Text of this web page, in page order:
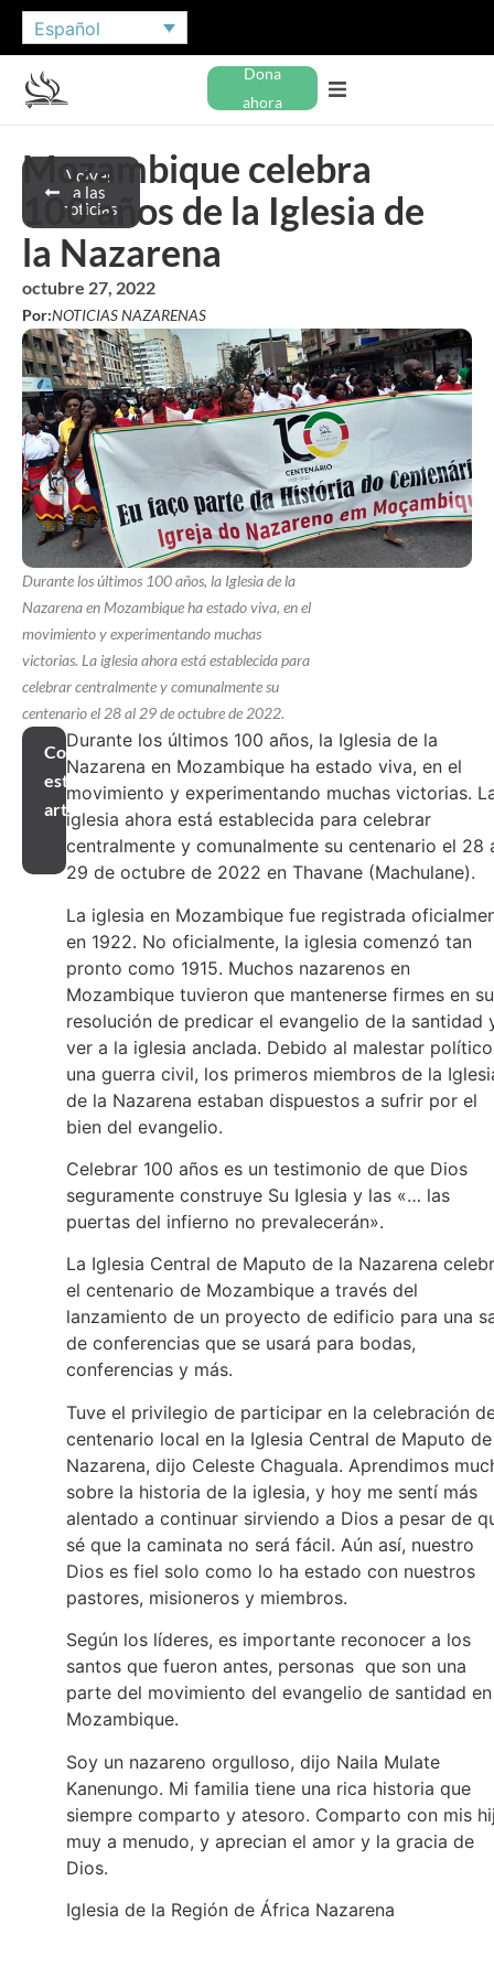
Español
Dona
ahora
Volver
a las
noticias
Mozambique celebra
100 años de la Iglesia de
la Nazarena
octubre 27, 2022
Por:NOTICIAS NAZARENAS
Durante los últimos 100 años, la Iglesia de la
Nazarena en Mozambique ha estado viva, en el
movimiento y experimentando muchas
victorias. La iglesia ahora está establecida para
celebrar centralmente y comunalmente su
centenario el 28 al 29 de octubre de 2022.
Compartir
este
artículo
Durante los últimos 100 años, la Iglesia de la
Nazarena en Mozambique ha estado viva, en el
movimiento y experimentando muchas victorias.
iglesia ahora está establecida para celebrar
centralmente y comunalmente su centenario el 28
29 de octubre de 2022 en Thavane (Machulane).
La iglesia en Mozambique fue registrada
en 1922. No oficialmente, la iglesia comenzó tan
pronto como 1915. Muchos nazarenos en
Mozambique tuvieron que mantenerse firmes en su
resolución de predicar el evangelio de la santidad
ver a la iglesia anclada. Debido al malestar
una guerra civil, los primeros miembros de la
de la Nazarena estaban dispuestos a sufrir por el
bien del evangelio.
Celebrar 100 años es un testimonio de que Dios
seguramente construye Su Iglesia y las «… las
puertas del infierno no prevalecerán».
La Iglesia Central de Maputo de la Nazarena
el centenario de Mozambique a través del
lanzamiento de un proyecto de edificio para una
de conferencias que se usará para bodas,
conferencias y más.
Tuve el privilegio de participar en la celebración
centenario local en la Iglesia Central de Maputo
Nazarena, dijo Celeste Chaguala. Aprendimos
sobre la historia de la iglesia, y hoy me sentí más
alentado a continuar sirviendo a Dios a pesar de
sé que la caminata no será fácil. Aún así, nuestro
Dios es fiel solo como lo ha estado con nuestros
pastores, misioneros y miembros.
Según los líderes, es importante reconocer a los
santos que fueron antes, personas que son una
parte del movimiento del evangelio de santidad en
Mozambique.
Soy un nazareno orgulloso, dijo Naila Mulate
Kanenungo. Mi familia tiene una rica historia que
siempre comparto y atesoro. Comparto con mis
muy a menudo, y aprecian el amor y la gracia de
Dios.
Iglesia de la Región de África Nazarena